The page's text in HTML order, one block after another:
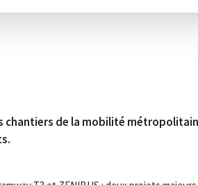
de la mobilité